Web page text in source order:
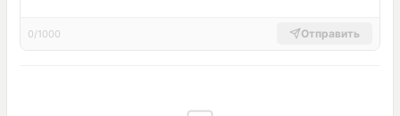
0/1000 Отправить